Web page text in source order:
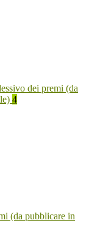
dei premi (da
4
(da pubblicare in